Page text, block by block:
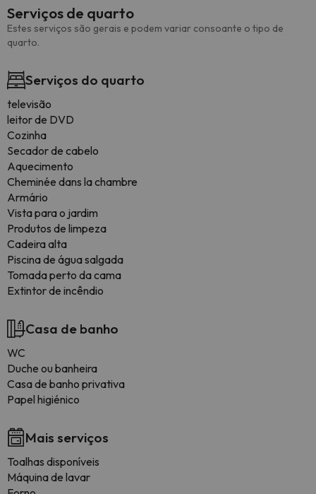
Serviços de quarto
Estes serviços são gerais e podem variar consoante o tipo de
quarto.
Serviços do quarto
televisão
leitor de DVD
Cozinha
Secador de cabelo
Aquecimento
Cheminée dans la chambre
Armário
Vista para o jardim
Produtos de limpeza
Cadeira alta
Piscina de água salgada
Tomada perto da cama
Extintor de incêndio
Casa de banho
WC
Duche ou banheira
Casa de banho privativa
Papel higiénico
Mais serviços
Toalhas disponíveis
Máquina de lavar